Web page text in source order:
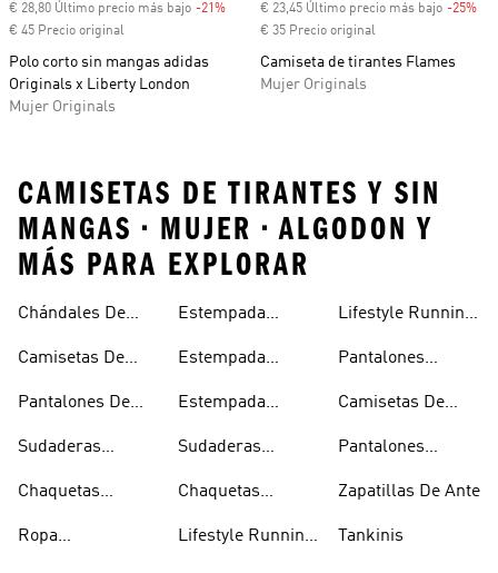
€ 28,80 Último precio más bajo -21% Descuento
€ 45 Precio original
Polo corto sin mangas adidas
Originals x Liberty London
Mujer Originals
€ 23,45 Último precio más bajo -25%
€ 35 Precio original
Camiseta de tirantes Flames
Mujer Originals
CAMISETAS DE TIRANTES Y SIN
MANGAS • MUJER • ALGODON Y
MÁS PARA EXPLORAR
Chándales De
Camisetas De
Pantalones De
Sudaderas
Chaquetas
Ropa
Estempada
Hombre
Estempada
Estempada
Sudaderas
Chaquetas
Lifestyle Running
Lifestyle Running
Pantalones
Camisetas De
Reciclado
Pantalones
Poliéster
Reciclado
Zapatillas De Ante
Tankinis